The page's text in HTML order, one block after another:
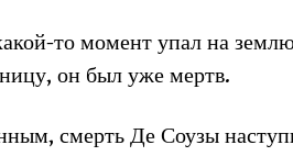
то момент упал на
он был уже мертв.
смерть Де Соузы